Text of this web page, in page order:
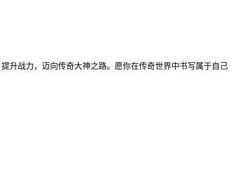
升战力，迈向传奇大神之路。愿你在传奇世界中书写属于自己